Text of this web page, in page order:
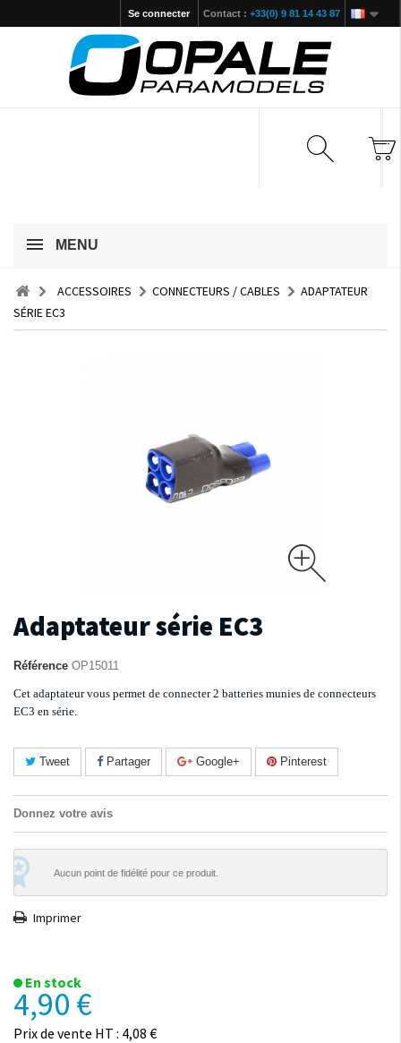
Contact : +33(0) 9 81 14 43 87
Se connecter
MENU
ACCESSOIRES CONNECTEURS / CABLES
ADAPTATEUR
SÉRIE EC3
Adaptateur série EC3
Référence OP15011
Cet adaptateur vous permet de connecter 2 batteries munies de connecteurs
EC3 en série.
Tweet Partager Google+ Pinterest
Donnez votre avis
Aucun point de fidélité pour ce produit.
Imprimer
En stock
4,90 €
Prix de vente HT : 4,08 €